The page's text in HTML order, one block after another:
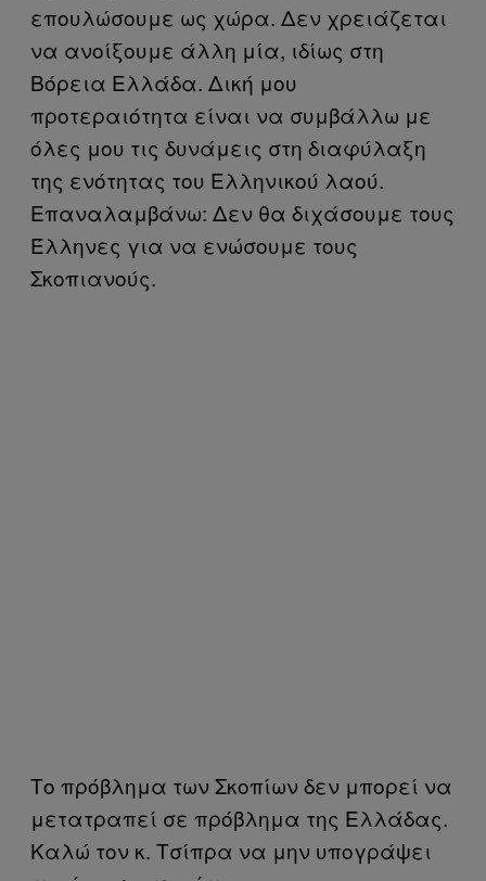
επουλώσουμε ως χώρα. Δεν χρειάζεται
να ανοίξουμε άλλη μία, ιδίως στη
Βόρεια Ελλάδα. Δική μου
προτεραιότητα είναι να συμβάλλω με
όλες μου τις δυνάμεις στη διαφύλαξη
της ενότητας του Ελληνικού λαού.
Επαναλαμβάνω: Δεν θα διχάσουμε τους
Έλληνες για να ενώσουμε τους
Σκοπιανούς.
Το πρόβλημα των Σκοπίων δεν μπορεί να
μετατραπεί σε πρόβλημα της Ελλάδας.
Καλώ τον κ. Τσίπρα να μην υπογράψει